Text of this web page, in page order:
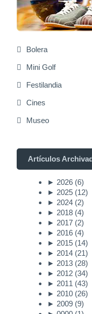
Bolera
Mini Golf
Festilandia
Cines
Museo
Artículos
► 2026 (6)
► 2025 (12)
► 2024 (2)
► 2018 (4)
► 2017 (2)
► 2016 (4)
► 2015 (14)
► 2014 (21)
► 2013 (28)
► 2012 (34)
► 2011 (43)
► 2010 (26)
► 2009 (9)